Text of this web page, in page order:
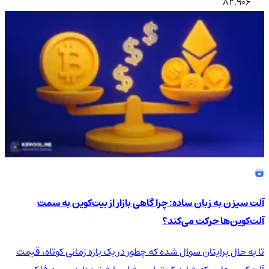
آلت سیزن به زبان ساده: چرا گاهی بازار از بیت‌کوین به سمت
آلت‌کوین‌ها حرکت می‌کند؟
تا به حال برایتان سوال شده که چطور در یک بازه زمانی کوتاه، قیمت